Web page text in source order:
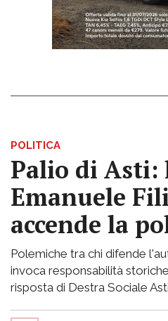
POLITICA
Palio di
Emanuele
accende la
Polemiche tra chi difende
invoca responsabilità
risposta di Destra Sociale